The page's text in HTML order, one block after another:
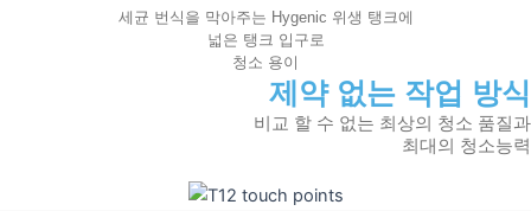
세균 번식을 막아주는 Hygenic 위생 탱크에
넓은 탱크 입구로
청소 용이
제약 없는 작업 방식
비교 할 수 없는 최상의 청소 품질과
최대의 청소능력